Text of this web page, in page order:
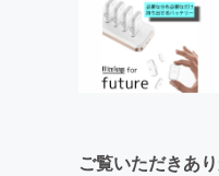
ご覧いただきあ